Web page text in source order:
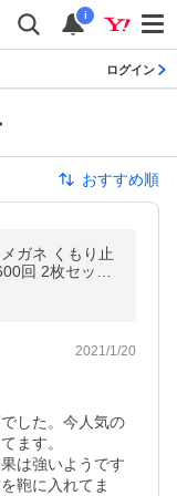
i
ログイン
おすすめ順
ガネ くもり止
回 2枚セット
ント消化
2021/1/20
した。今人気の
ます。
は強いようです
鞄に入れてま